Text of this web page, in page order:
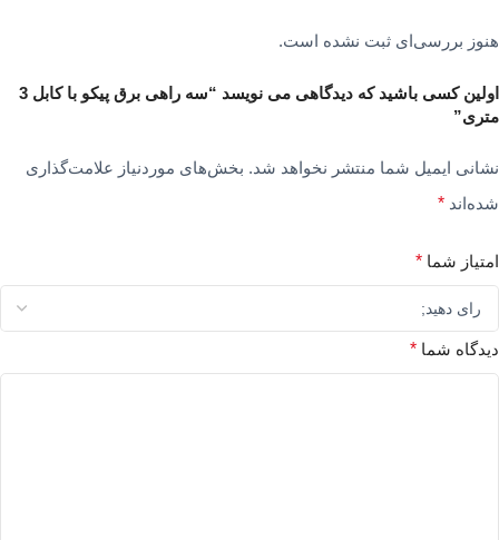
هنوز بررسی‌ای ثبت نشده است.
اولین کسی باشید که دیدگاهی می نویسد “سه راهی برق پیکو با کابل 3
متری”
نشانی ایمیل شما منتشر نخواهد شد. بخش‌های موردنیاز علامت‌گذاری
شده‌اند *
امتیاز شما *
دیدگاه شما *